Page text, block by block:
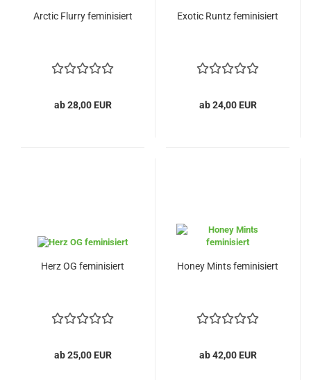
Arctic Flurry feminisiert
ab 28,00 EUR
Exotic Runtz feminisiert
ab 24,00 EUR
Herz OG feminisiert
ab 25,00 EUR
Honey Mints feminisiert
ab 42,00 EUR